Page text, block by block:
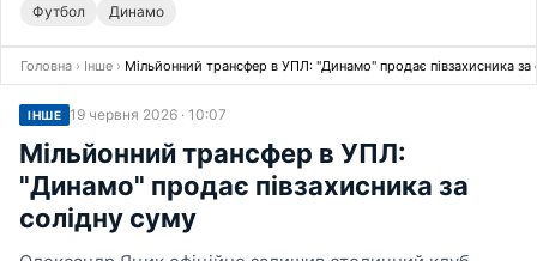
Футбол Динамо
Головна › Інше › Мільйонний трансфер в УПЛ: "Динамо" продає півзахисника за
ІНШЕ 19 червня 2026 · 10:07
Мільйонний трансфер в УПЛ:
"Динамо" продає півзахисника за
солідну суму